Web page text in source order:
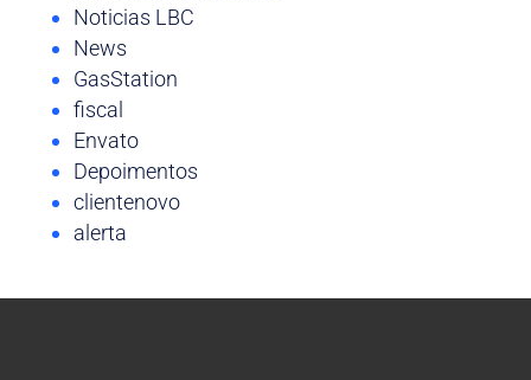
Noticias LBC
News
GasStation
fiscal
Envato
Depoimentos
clientenovo
alerta